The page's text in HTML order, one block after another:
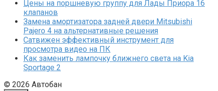
Цены на поршневую группу для Лады Приора 16
клапанов
Замена амортизатора задней двери Mitsubishi
Pajero 4 на альтернативные решения
Сатвижен эффективный инструмент для
просмотра видео на ПК
Как заменить лампочку ближнего света на Kia
Sportage 2
© 2026 Автобан